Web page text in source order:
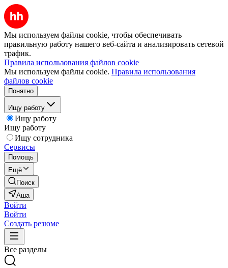
Мы используем файлы cookie, чтобы обеспечивать
правильную работу нашего веб-сайта и анализировать сетевой
трафик.
Правила использования файлов cookie
Мы используем файлы cookie. Правила использования
файлов cookie
Понятно
Ищу работу
Ищу работу
Ищу работу
Ищу сотрудника
Сервисы
Помощь
Ещё
Поиск
Аша
Войти
Войти
Создать резюме
Все разделы